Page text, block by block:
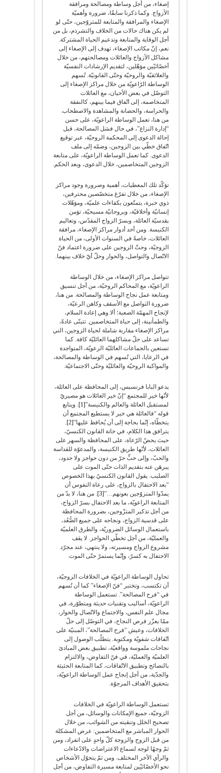
إصغاء، من أجل وساطة ومصالحة ومرافقة
الأزواج. وكما ذكرنا سابقًا، ضرورة وأهميّة
الإصغاء والمرافقة والمتابعة للمتزوّجين، حتّى لو
لم يكن هناك حالات من الخلاف والتشرذم، بل من
أجل الوقاية والمتابعة وتدعيم الحياة المشتركة.
نعم، إنّ مكاتب الإصغاء، تهدف إلى الإصغاء إلى
مشاكل الأزواج والعائلات ومصالحتهم، من خلال
أخصّائيّين مؤهّلين، لتقديم الإرشادات النفسيّة
والعلائقيّة والروحيّة وحتّى القانونيّة. تُسهم
الوساطة الرّاعويّة من خلال مراكز الإصغاء إلى
التوصّل في بعض الأحيان، مع العائلات
المتخاصمة، إلى اتّفاق فيما بينهم، كالنفقة
والحراسة، والحضانة والمشاهدة والاصطحاب.
من هنا، تعمل الوساطة الراعويّة، على حسن
“إدارة النزاع”، في حال فشل المصالحة، قبل
إحالة الدعوى إلى المحكمة الروحيّة، عبر توقيع
اتّفاق خطّي بين الزوجين، وضمّه إلى ملف
الدعوى. كما تعمل الوساطة الراعويّة، على متابعة
الزوجين المتخاصمين، خلال الدعوى، وبعد الحكم.
تؤكّد تلك المعطيات، أهمية وضرورة وجود مراكز
الإصغاء، من خلال تفرّغ متخصّصين محترفين،
ذوي خبرة، يتمتّعون بكفاءات علميّة، ومؤهّلات
إنسانيّة وأخلاقيّة، وبروحانيّة مسيحيّة، تؤمن
بقدسيّة العائلة، وبسرّ الزواج المقدّس، وتعاليم
الكنيسة. ومن أحد أدوار مراكز الإصغاء، مرافقة
العائلات، خاصةً في السنوات الأولى، من الحياة
الزوجيّة، وحثّ الزوجين على ضرورة اعتماد فنّ
الاتّصال والتواصل، والحوار وحلّ أيّ خلاف بينهما.
تتواصل مراكز الإصغاء، من خلال الوساطة
الراعويّة، مع المحاكم الروحيّة، من أجل تنسيق
ومتابعة عمل نجاح الوساطة والمصالحة. من هنا،
ضرورة التواصل مع الأسقف وكاهن الرعيّة،
لإنجاح المهمّة الصعبة؛ ألا وهي إعادة السلام،
والطمأنينة، إلى حياة المتخاصمين. تتبنّى عادةً،
مراكز الإصغاء مقاربة شاملة لحياة الزوجين، التي
تساعد على حلّ مشاكلهما العائليّة كافة. كما
تستعين بالجماعات العائليّة الرعويّة، المتواجدة
في الرعايا، التي تُسهم في الوساطة والمصالحة،
والمواكبة الروحيّة والعائليّة وحتّى الاجتماعيّة.
يدعو البابا فرنسيس، إلى المحافظة على العائلة،
لأنّها خير للمجتمع “إنّ خير العائلات هو مصيريّ
لمستقبل العائلة والعالم والكنيسة”[1]
. ويتابع
قوله “فالعائلة هي خير لا يستطيع المجتمع أن
يتخطّاه، إنّما بحاجة إلى أن يُحافظ عليها”[2]
.
يترافق هذا الكلام، في خانة القانون الكنسيّ،
حيث يحضّ الرّعاة، على المحافظة والسهر على
العائلات، لأنّها طريق الكنيسة، والمدعوّة للقداسة
والحبّ، وإلى حبٍّ حرّ من دون حواجز ولا حدود،
يبرهَن عنه بتقديم الذات حتّى الموت على
الصليب. يقول القانون الكنسيّ بهذا الخصوص
“بعد الاحتفال بالزواج، على رعاة النفوس أن
يمدّوا المتزوّجين بعونهم…”[3]
. من هنا، لا بدّ من
المتابعة الراعويّة، ما بعد الاحتفال بسرّ الزواج،
من أجل تذكير المتزّوجين، بضرورة المحافظة
على قدسية الزواج، ونجاحه على جميع الصُّعُد،
باستعمال الوسائل الضروريّة، والطرق العلميّة
والعمليّة، من أجل تخطّي الحواجز. لا يقف
مشروع الزواج ومسيرته، ولا ينتهي، عند مجرّد
الاحتفال به كسرّ، وإنّما يستمرّ حتّى الموت.
تحاول الوساطة الراعويّة في الخلافات الزوجيّة،
أن تكتسب، وتختبر “فنّ الإصغاء” كما أن تُسهم
في “فرح المصالحة”. تستعمل الوساطة
الراعويّة، أساليب وتقنيات حديثة ومتطوّرة، في
مجال علم النفس، والاجتماع والاتّصال والحوار،
ممّا يعزّز فرص النجاح، في التوصّل إلى حلّ
الخلافات، وعيش “فرح المصالحة”، المبنيّة على
اتّفاقات شفويّة ومكتوبة. يتطلّب الوصول إلى
نجاحات ملموسة وواقعيّة، تطبيق بعض المبادئ
العلميّة والعمليّة، في فنّ التفاوض، والالتزام
بالنصائح وتطبيق الاتّفاقات، كما المتابعة الحثيثة
والجدّية، من أجل إنجاح عمل الوساطة الراعويّة،
بتحقيق الأهداف المرجوّة.
تستعمل الوساطة الراعويّة في الخلافات
الزوجيّة، جميع الإمكانات والوسائل، من أجل
تصحيح الخلل وتنقيته من الشوائب، من خلال
الحوار المباشر مع المتخاصمين: عرض المشكلة
من قبل الزوج والزوجة كلّ واحدٍ على انفراد، ومن
ثمّ وجهًا لوجه لسماع الاعتراضات والادّعاءات
والرأي الآخر المختلف. ومن ثمّ يتحوّل الأشخاص
نحو الأخصّائيّين لمتابعة مسيرة التفاوض، من أجل